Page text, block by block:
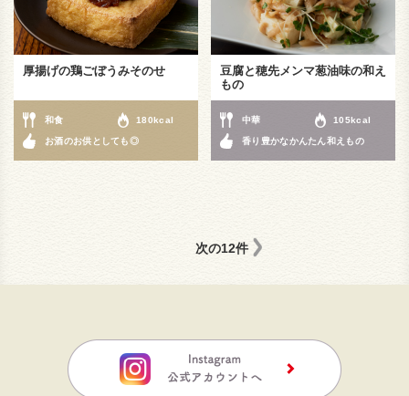
厚揚げの鶏ごぼうみそのせ
和食 180kcal
お酒のお供としても◎
豆腐と穂先メンマ葱油味の和え
もの
中華 105kcal
香り豊かなかんたん和えもの
次の12件